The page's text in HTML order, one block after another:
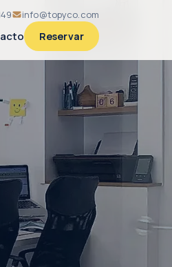
info@topyco.com
Reservar